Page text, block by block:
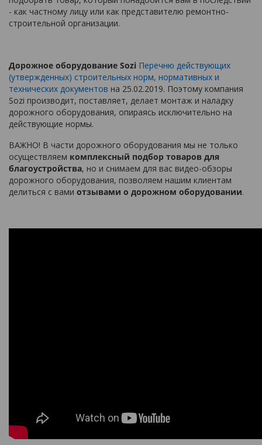
- как частному лицу или как представителю ремонтно-
строительной организации.
Дорожное оборудование Sozi Перечню действующих
(утвержденных) строительных норм, нормативных и
технических документов на 25.02.2019. Поэтому компания
Sozi производит, поставляет, делает монтаж и наладку
дорожного оборудования, опираясь исключительно на
действующие нормы.
ВАЖНО! В части дорожного оборудования мы не только
осуществляем комплексный подбор товаров для
благоустройства, но и снимаем для вас видео-обзоры
дорожного оборудования, позволяем нашим клиентам
делиться с вами отзывами о дорожном оборудовании.